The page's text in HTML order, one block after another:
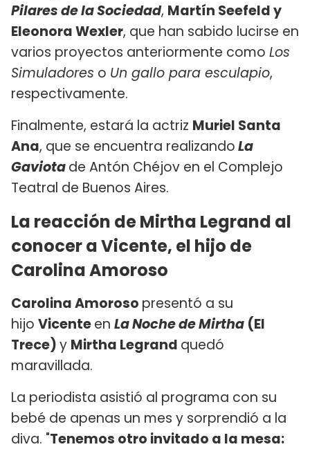
Pilares de la Sociedad, Martín Seefeld y
Eleonora Wexler, que han sabido lucirse en
varios proyectos anteriormente como Los
Simuladores o Un gallo para esculapio,
respectivamente.
Finalmente, estará la actriz Muriel Santa
Ana, que se encuentra realizandoLa
Gaviotade Antón Chéjov en el Complejo
Teatral de Buenos Aires.
La reacción de Mirtha Legrand al
conocer a Vicente, el hijo de
Carolina Amoroso
Carolina Amoroso presentó a su
hijo Vicenteen La Noche de Mirtha (El
Trece)y Mirtha Legrand quedó
maravillada.
La periodista asistió al programa con su
bebé de apenas un mes y sorprendió a la
diva. "Tenemos otro invitado a la mesa: